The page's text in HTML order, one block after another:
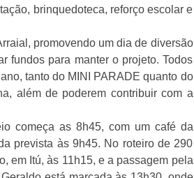
brinquedoteca, reforço escolar e
promovendo um dia de diversão
fundos para manter o projeto. Todos
tanto do MINI PARADE quanto do
além de poderem contribuir com a
começa as 8h45, com um café da
prevista às 9h45. No roteiro de 290
em Itú, às 11h15, e a passagem pela